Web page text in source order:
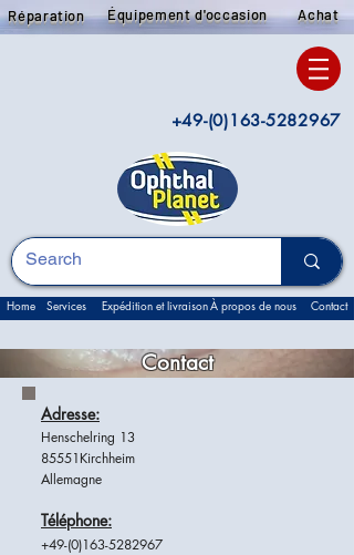
Réparation Équipement d'occasion Achat
+49-(0)163-5282967
Home Services Expédition et livraisonÀ propos de nous Contact
Contact
Adresse:
Henschelring 13
85551Kirchheim
Allemagne
Téléphone:
+49-(0)163-5282967